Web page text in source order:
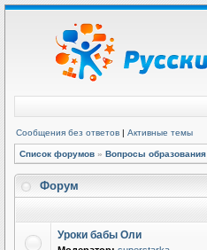
Сообщения без ответов | Активные темы
Список форумов » Вопросы образования
Форум
Уроки бабы Оли